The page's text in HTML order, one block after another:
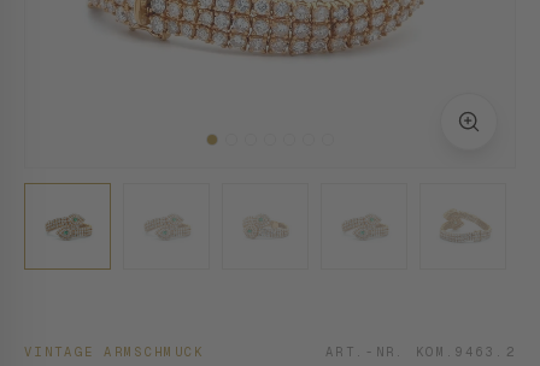
VINTAGE ARMSCHMUCK ART.-NR. KOM.9463.2